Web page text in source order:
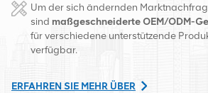
Changsha, China. Mit Sitz in China
Geschäfte in Südostasien, Europa, den
regional führende
Um der sich ändernden
sindmaßgeschneiderte OEM/ODM-
für verschiedene unterstützende
verfügbar.
ERFAHREN SIE MEHR ÜBER